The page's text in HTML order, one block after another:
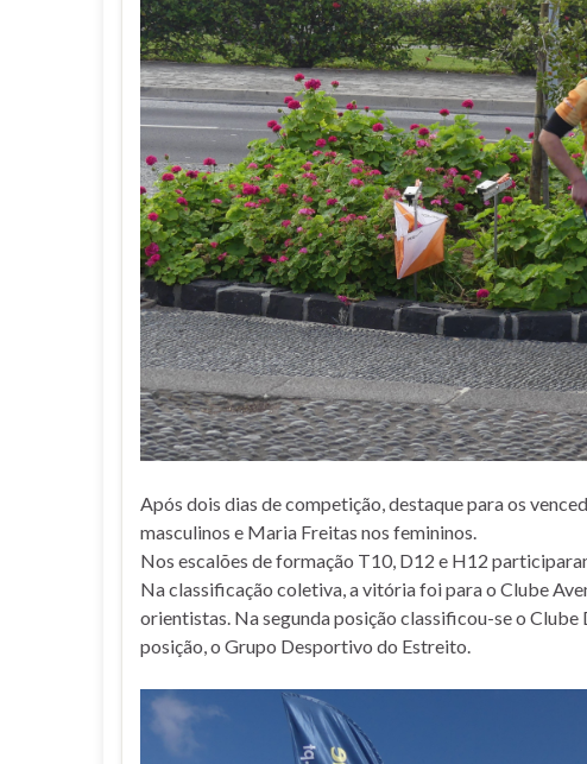
Após dois dias de competição, destaque para os
masculinos e Maria Freitas nos femininos.
Nos escalões de formação T10, D12 e H12
Na classificação coletiva, a vitória foi para o Clube
orientistas. Na segunda posição classificou-se o
posição, o Grupo Desportivo do Estreito.